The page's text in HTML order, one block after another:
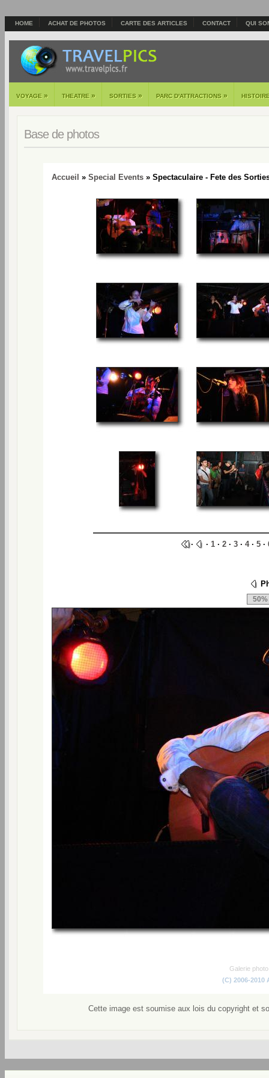
HOME ACHAT DE PHOTOS CARTE DES ARTICLES CONTACT QUI
VOYAGE » THEATRE » SORTIES » PARC D'ATTRACTIONS »
Base de photos
Accueil » Special Events » Spectaculaire - Fete des
· · 1 · 2 · 3 · 4· 5 ·
Galerie
(C) 2006-2010
Cette image est soumise aux lois du copyright et